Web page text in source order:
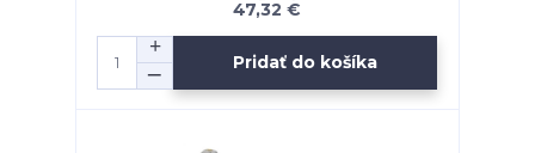
47,32 €
Pridať do košíka